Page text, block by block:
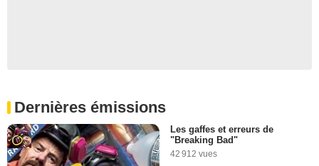
Dernières émissions
Les gaffes et erreurs de
"Breaking Bad"
42 912 vues